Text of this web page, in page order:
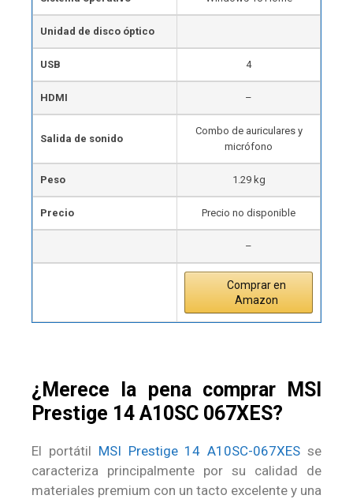
Unidad de disco óptico
USB 4
HDMI –
Salida de sonido
Combo de auriculares y
micrófono
Peso 1.29 kg
Precio Precio no disponible
–
Comprar en
Amazon
¿Merece la pena comprar MSI
Prestige 14 A10SC 067XES?
El portátil MSI Prestige 14 A10SC-067XES se
caracteriza principalmente por su calidad de
materiales premium con un tacto excelente y una